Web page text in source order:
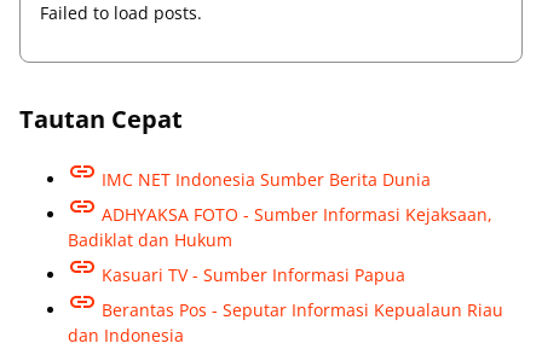
Failed to load posts.
Tautan Cepat
IMC NET Indonesia Sumber Berita Dunia
ADHYAKSA FOTO - Sumber Informasi Kejaksaan,
Badiklat dan Hukum
Kasuari TV - Sumber Informasi Papua
Berantas Pos - Seputar Informasi Kepualaun Riau
dan Indonesia